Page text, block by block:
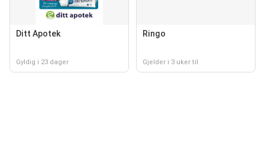
Ditt Apotek
Gyldig i 23 dager
Ringo
Gjelder i 3 uker til